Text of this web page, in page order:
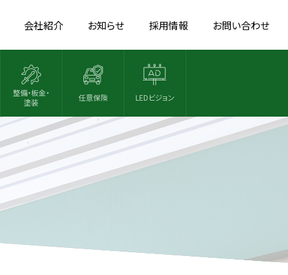
整備・板金・
塗装
任意保険 LEDビジョン
会社紹介 お知らせ 採用情報 お問い合わせ